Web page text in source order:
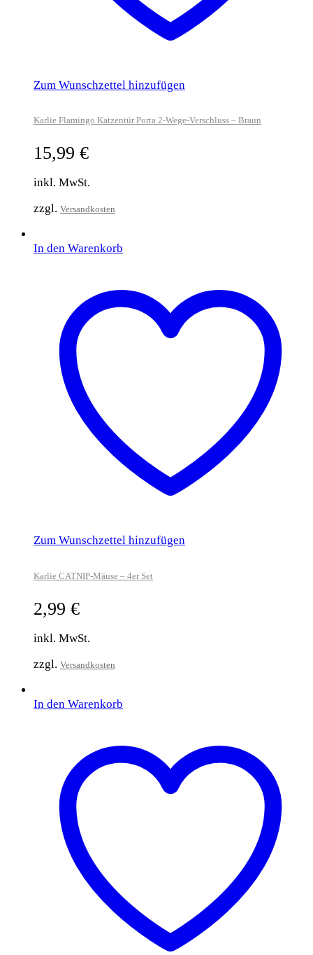
Zum Wunschzettel hinzufügen
Karlie Flamingo Katzentür Porta 2-Wege-Verschluss – Braun
15,99 €
inkl. MwSt.
zzgl. Versandkosten
In den Warenkorb
Zum Wunschzettel hinzufügen
Karlie CATNIP-Mäuse – 4er Set
2,99 €
inkl. MwSt.
zzgl. Versandkosten
In den Warenkorb